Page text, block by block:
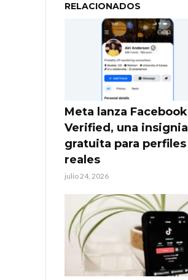
RELACIONADOS
Meta lanza Facebook
Verified, una insignia
gratuita para perfiles
reales
julio 24, 2026